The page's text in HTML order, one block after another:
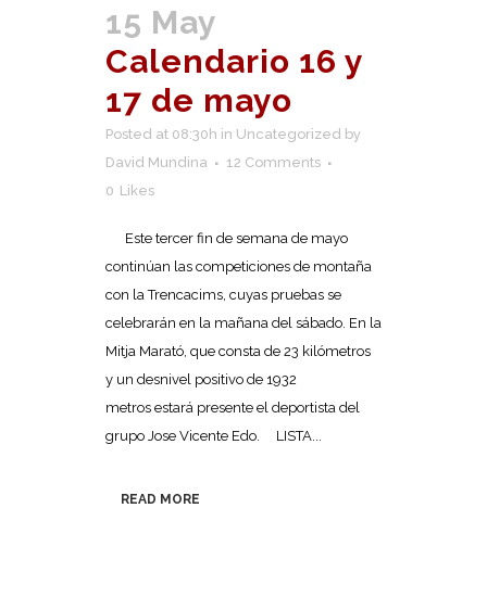
15 May
Calendario 16 y
17 de mayo
Posted at 08:30h in Uncategorized by
David Mundina
12 Comments
0 Likes
Este tercer fin de semana de mayo
continúan las competiciones de montaña
con la Trencacims, cuyas pruebas se
celebrarán en la mañana del sábado. En la
Mitja Marató, que consta de 23 kilómetros
y un desnivel positivo de 1932
metros estará presente el deportista del
grupo Jose Vicente Edo. LISTA...
READ MORE